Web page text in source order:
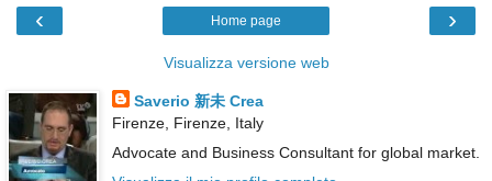
‹ ›
Home page
Visualizza versione web
Saverio 新未 Crea
Firenze, Firenze, Italy
Advocate and Business Consultant for global market.